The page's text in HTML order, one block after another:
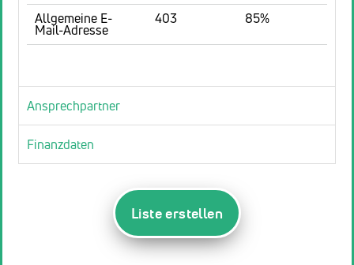
Allgemeine E-
Mail-Adresse
403 85%
Ansprechpartner
Finanzdaten
Liste erstellen